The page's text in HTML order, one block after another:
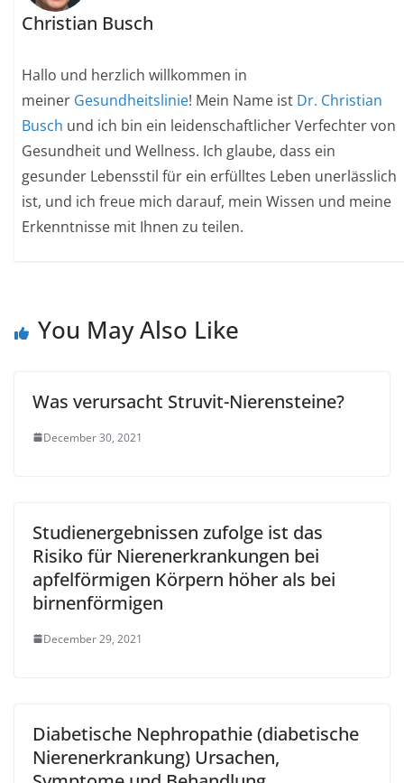
Christian Busch
Hallo und herzlich willkommen in
meiner Gesundheitslinie! Mein Name ist Dr. Christian
Busch und ich bin ein leidenschaftlicher Verfechter von
Gesundheit und Wellness. Ich glaube, dass ein
gesunder Lebensstil für ein erfülltes Leben unerlässlich
ist, und ich freue mich darauf, mein Wissen und meine
Erkenntnisse mit Ihnen zu teilen.
You May Also Like
Was verursacht Struvit-Nierensteine?
December 30, 2021
Studienergebnissen zufolge ist das
Risiko für Nierenerkrankungen bei
apfelförmigen Körpern höher als bei
birnenförmigen
December 29, 2021
Diabetische Nephropathie (diabetische
Nierenerkrankung) Ursachen,